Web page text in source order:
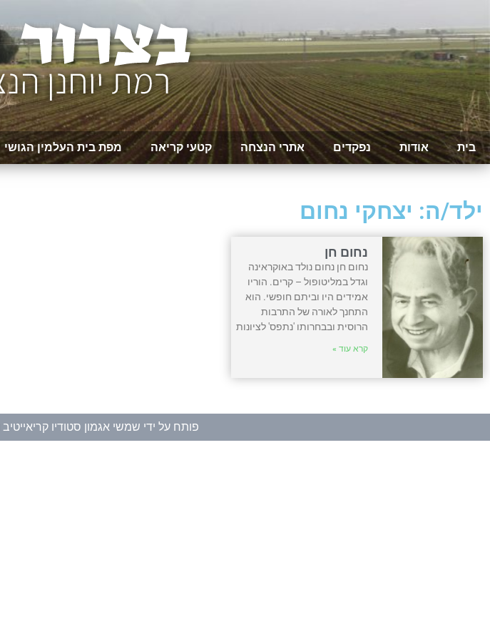
בית אודות נפקדים אתרי הנצחה קטעי קריאה מפת בית העלמין הגושי
ילד/ה: יצחקי נחום
נחום חן
נחום חן נחום נולד באוקראינה
וגדל במליטופול – קרים. הוריו
אמידים היו וביתם חופשי. הוא
התחנך לאורה של התרבות
הרוסית ובבחרותו 'נתפס' לציונות
קרא עוד »
פותח על ידי שמשי אגמון סטודיו קריאייטיב